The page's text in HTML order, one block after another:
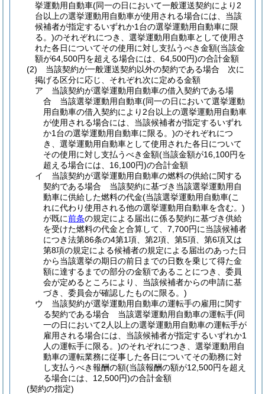
挙運動用自動車(同一の日において一般運送契約により2
台以上の選挙運動用自動車が使用される場合には、当該
候補者が指定するいずれか1台の選挙運動用自動車に限
る。)のそれぞれにつき、選挙運動用自動車として使用さ
れた各日についてその使用に対し支払うべき金額(当該金
額が64,500円を超える場合には、64,500円)の合計金額
(2)
当該契約が一般運送契約以外の契約である場合 次に
掲げる区分に応じ、それぞれ次に定める金額
ア
当該契約が選挙運動用自動車の借入契約である場
合 当該選挙運動用自動車(同一の日において選挙運動
用自動車の借入契約により2台以上の選挙運動用自動車
が使用される場合には、当該候補者が指定するいずれ
か1台の選挙運動用自動車に限る。)のそれぞれにつ
き、選挙運動用自動車として使用された各日について
その使用に対し支払うべき金額(当該金額が16,100円を
超える場合には、16,100円)の合計金額
イ
当該契約が選挙運動用自動車の燃料の供給に関する
契約である場合 当該契約に基づき当該選挙運動用自
動車に供給した燃料の代金(当該選挙運動用自動車(こ
れに代わり使用される他の選挙運動用自動車を含む。)
が既に前条の規定による届出に係る契約に基づき供給
を受けた燃料の代金と合算して、7,700円に当該候補者
につき法第86条の4第1項、第2項、第5項、第6項又は
第8項の規定による候補者の規定による届出のあった日
から当該選挙の期日の前日までの日数を乗じて得た金
額に達するまでの部分の金額であることにつき、委員
会が定めるところにより、当該候補者からの申請に基
づき、委員会が確認したものに限る。)
ウ
当該契約が選挙運動用自動車の運転手の雇用に関す
る契約である場合 当該選挙運動用自動車の運転手(同
一の日において2人以上の選挙運動用自動車の運転手が
雇用される場合には、当該候補者が指定するいずれか1
人の運転手に限る。)のそれぞれにつき、選挙運動用自
動車の運転業務に従事した各日についてその勤務に対
し支払うべき報酬の額(当該報酬の額が12,500円を超え
る場合には、12,500円)の合計金額
(契約の指定)